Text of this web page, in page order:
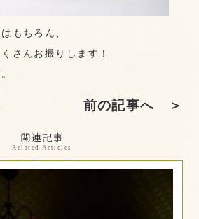
もちろん、
さんお撮りします！
前の記事へ ＞
関連記事
Related Articles